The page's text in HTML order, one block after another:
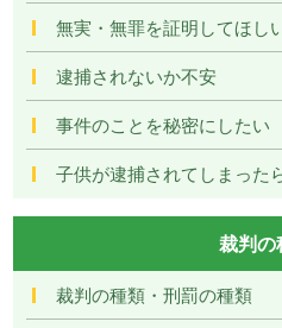
無実・無罪を証明してほし
逮捕されないか不安
事件のことを秘密にしたい
子供が逮捕されてしまった
裁判の
裁判の種類・刑罰の種類